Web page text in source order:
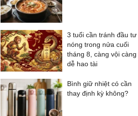
3 tuổi cần tránh đầu tư
nóng trong nửa cuối
tháng 8, càng vội càng
dễ hao tài
Bình giữ nhiệt có cần
thay định kỳ không?